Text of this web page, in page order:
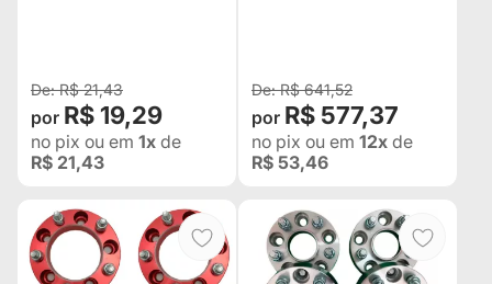
R$ 21,43
R$ 19,29
no pix ou em 1x de
R$ 21,43
R$ 641,52
R$ 577,37
no pix ou em 12x de
R$ 53,46